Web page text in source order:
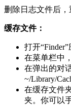
删除日志文件后，
缓存文件：
打开“Finder”
在菜单栏中
在弹出的对
~/Library/
在缓存文件
夹。你可以